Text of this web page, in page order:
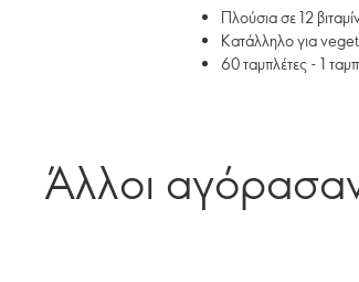
Πλούσια σε 12
Κατάλληλο για
60 ταμπλέτες - 1
Άλλοι